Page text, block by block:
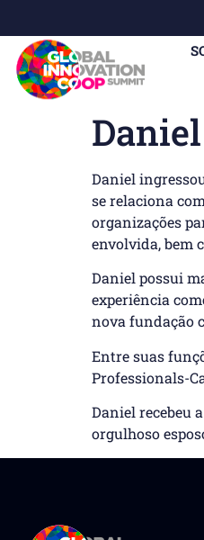
Daniel
se relaciona
organizações
envolvida, bem
Daniel possui
experiência
nova fundação
Entre suas
Professionals-
Daniel recebeu
orgulhoso